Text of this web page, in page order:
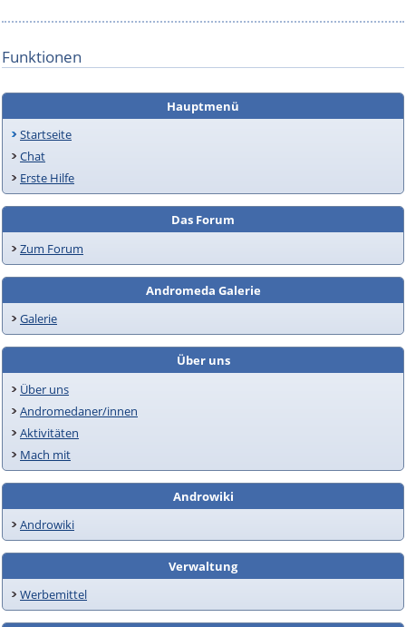
Funktionen
Hauptmenü
Startseite
Chat
Erste Hilfe
Das Forum
Zum Forum
Andromeda Galerie
Galerie
Über uns
Über uns
Andromedaner/innen
Aktivitäten
Mach mit
Androwiki
Androwiki
Verwaltung
Werbemittel